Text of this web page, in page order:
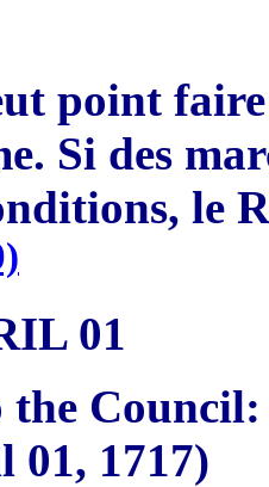
point
Si des
le
01
01, 1717)